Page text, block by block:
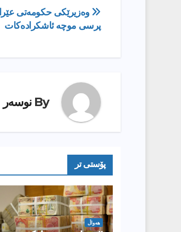
ڕێدۆزیی
بابەت
وه‌زیرێكى حكومه‌تى
پرسى موچه‌ ئاشكراده‌كات
By نوسەر
پۆستى تر
هەواڵ